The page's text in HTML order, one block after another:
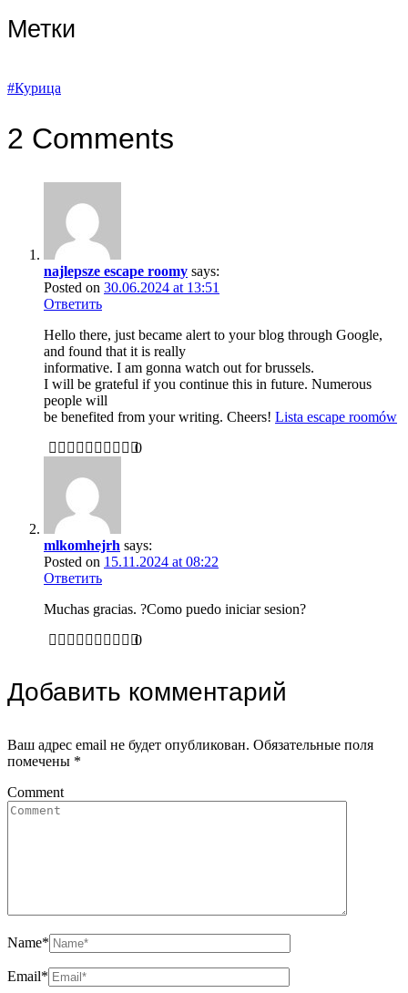
Метки
#Курица
2 Comments
najlepsze escape roomy says:
Posted on 30.06.2024 at 13:51
Ответить
Hello there, just became alert to your blog through Google,
and found that it is really
informative. I am gonna watch out for brussels.
I will be grateful if you continue this in future. Numerous
people will
be benefited from your writing. Cheers! Lista escape roomów
0
mlkomhejrh says:
Posted on 15.11.2024 at 08:22
Ответить
Muchas gracias. ?Como puedo iniciar sesion?
0
Добавить комментарий
Ваш адрес email не будет опубликован. Обязательные поля
помечены *
Comment
Name*
Email*